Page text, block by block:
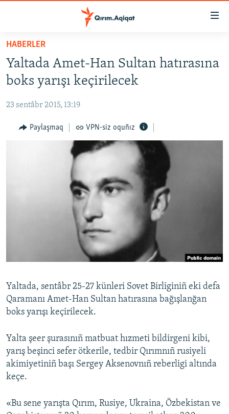
Esas
qaytmaq
Baş
navigatsiyağa
qaytmaq
qaytmaq
HABERLER
SİYASET
İQTİSADİYAT
CEMİYET
MEDENİYET
Українською
QOŞULIÑIZ!
RFE/RS bütün saytları
HABERLER
Yaltada Amet-Han Sultan hatırasına
boks yarışı keçirilecek
23 sentâbr 2015, 13:19
Paylaşmaq VPN-siz oquñız
Yaltada, sentâbr 25-27 künleri Sovet Birliginiñ eki defa
Qaramanı Amet-Han Sultan hatırasına bağışlanğan
boks yarışı keçirilecek.
Yalta şeer şurasınıñ matbuat hızmeti bildirgeni kibi,
yarış beşinci sefer ötkerile, tedbir Qırımnıñ rusiyeli
akimiyetiniñ başı Sergey Aksenovnıñ reberligi altında
keçe.
«Bu sene yarışta Qırım, Rusiye, Ukraina, Özbekistan ve